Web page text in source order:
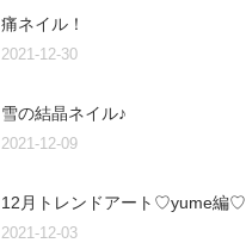
痛ネイル！
2021-12-30
雪の結晶ネイル♪
2021-12-09
12月トレンドアート♡yume編♡
2021-12-03